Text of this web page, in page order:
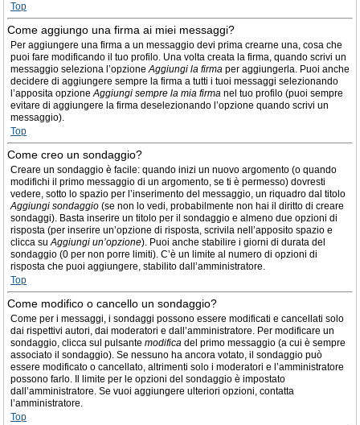
Top
Come aggiungo una firma ai miei messaggi?
Per aggiungere una firma a un messaggio devi prima crearne una, cosa che
puoi fare modificando il tuo profilo. Una volta creata la firma, quando scrivi un
messaggio seleziona l’opzioneAggiungi la firma per aggiungerla. Puoi anche
decidere di aggiungere sempre la firma a tutti i tuoi messaggi selezionando
l’apposita opzioneAggiungi sempre la mia firma nel tuo profilo (puoi sempre
evitare di aggiungere la firma deselezionando l’opzione quando scrivi un
messaggio).
Top
Come creo un sondaggio?
Creare un sondaggio è facile: quando inizi un nuovo argomento (o quando
modifichi il primo messaggio di un argomento, se ti è permesso) dovresti
vedere, sotto lo spazio per l’inserimento del messaggio, un riquadro dal titolo
Aggiungi sondaggio (se non lo vedi, probabilmente non hai il diritto di creare
sondaggi). Basta inserire un titolo per il sondaggio e almeno due opzioni di
risposta (per inserire un’opzione di risposta, scrivila nell’apposito spazio e
clicca suAggiungi un’opzione). Puoi anche stabilire i giorni di durata del
sondaggio (0 per non porre limiti). C’è un limite al numero di opzioni di
risposta che puoi aggiungere, stabilito dall’amministratore.
Top
Come modifico o cancello un sondaggio?
Come per i messaggi, i sondaggi possono essere modificati e cancellati solo
dai rispettivi autori, dai moderatori e dall’amministratore. Per modificare un
sondaggio, clicca sul pulsante modifica del primo messaggio (a cui è sempre
associato il sondaggio). Se nessuno ha ancora votato, il sondaggio può
essere modificato o cancellato, altrimenti solo i moderatori e l’amministratore
possono farlo. Il limite per le opzioni del sondaggio è impostato
dall’amministratore. Se vuoi aggiungere ulteriori opzioni, contatta
l’amministratore.
Top